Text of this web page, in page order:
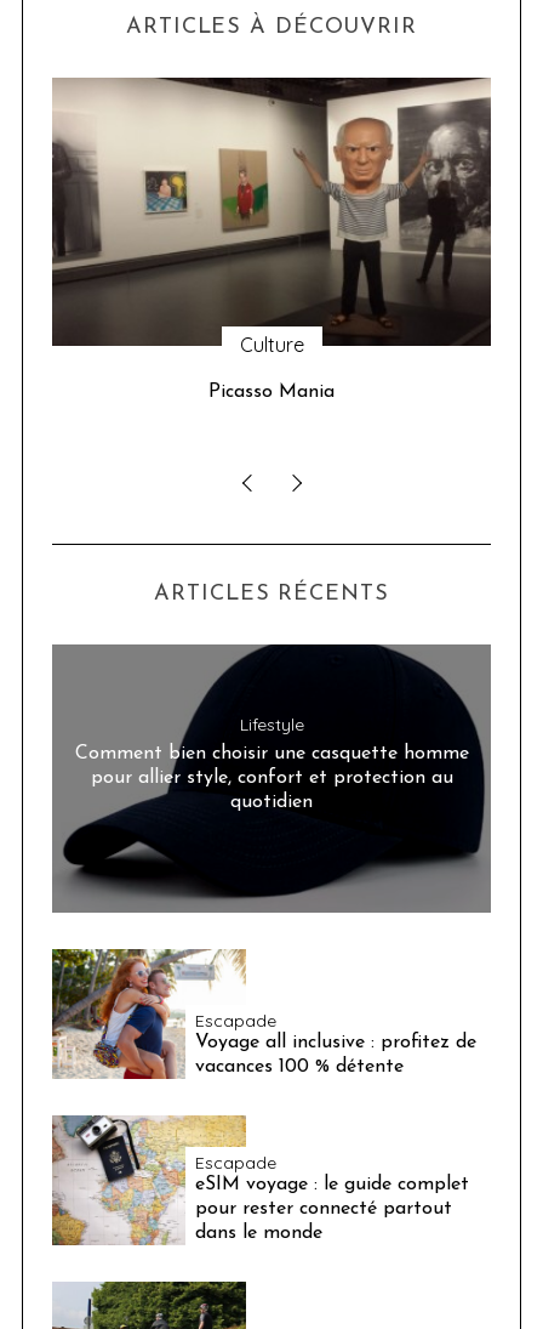
ARTICLES À DÉCOUVRIR
Culture
Picasso Mania
ARTICLES RÉCENTS
Lifestyle
Comment bien choisir une casquette homme
pour allier style, confort et protection au
quotidien
Escapade
Voyage all inclusive : profitez de
vacances 100 % détente
Escapade
eSIM voyage : le guide complet
pour rester connecté partout
dans le monde